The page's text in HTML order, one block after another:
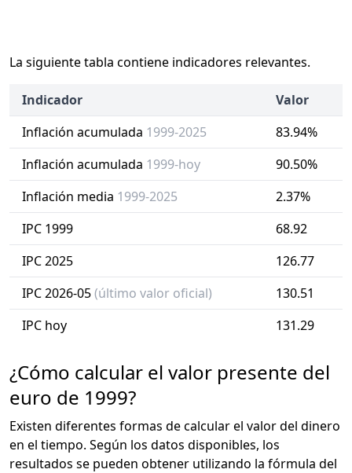
La siguiente tabla contiene indicadores relevantes.
Indicador
Valor
Inflación acumulada 1999-2025
83.94%
Inflación acumulada 1999-hoy
90.50%
Inflación media 1999-2025
2.37%
IPC 1999
68.92
IPC 2025
126.77
IPC 2026-05(último valor oficial)
130.51
IPC hoy
131.29
¿Cómo calcular el valor presente del
euro de 1999?
Existen diferentes formas de calcular el valor del dinero
en el tiempo. Según los datos disponibles, los
resultados se pueden obtener utilizando la fórmula del